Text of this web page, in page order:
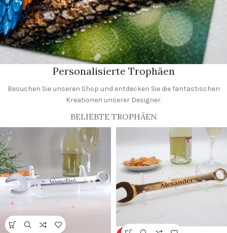
Personalisierte Trophäen
Besuchen Sie unseren Shop und entdecken Sie die fantastischen
Kreationen unserer Designer.
BELIEBTE TROPHÄEN